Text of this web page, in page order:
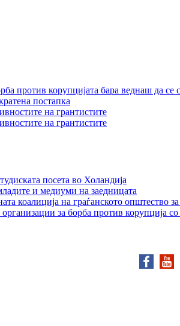
против корупцијата бара веднаш да
постапка
на грантистите
на грантистите
посета во Холандија
и медиуми на заедницата
коалиција на граѓанското општество
за борба против корупција